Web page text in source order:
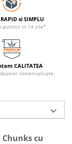
si SIMPLU
politicii in 14 zile*
CALITATEA
comercializate.
cu